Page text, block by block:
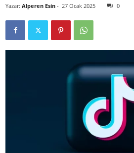
Yazar: Alperen Esin - 27 Ocak 2025 0